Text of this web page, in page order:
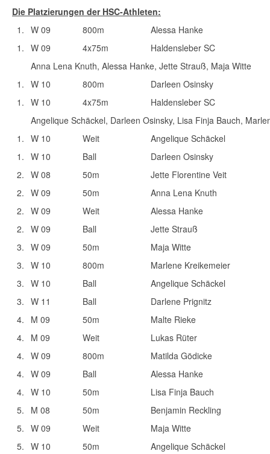
Die Platzierungen der HSC-Athleten:
1. W 09 800m
Alessa Hanke
1. W 09 4x75m
Haldensleber SC
Anna Lena Knuth, Alessa Hanke, Jette Strauß, Maja Witte
1. W 10 800m
Darleen Osinsky
1. W 10 4x75m
Haldensleber SC
Angelique Schäckel, Darleen Osinsky, Lisa Finja Bauch,
1. W 10 Weit
Angelique Schäckel
1. W 10 Ball
Darleen Osinsky
2. W 08 50m
Jette Florentine Veit
2. W 09 50m
Anna Lena Knuth
2. W 09 Weit
Alessa Hanke
2. W 09 Ball
Jette Strauß
3. W 09 50m
Maja Witte
3. W 10 800m
Marlene Kreikemeier
3. W 10 Ball
Angelique Schäckel
3. W 11 Ball
Darlene Prignitz
4.
M 09 50m
Malte Rieke
4.
M 09 Weit
Lukas Rüter
4. W 09 800m
Matilda Gödicke
4. W 09 Ball
Alessa Hanke
4. W 10 50m
Lisa Finja Bauch
5.
M 08 50m
Benjamin Reckling
5. W 09 Weit
Maja Witte
5. W 10 50m
Angelique Schäckel